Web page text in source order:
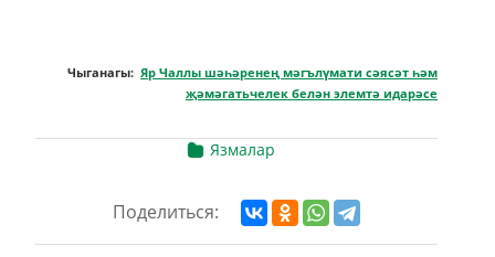
Чыганагы: Яр Чаллы шәһәренең мәгълүмати сәясәт һәм
җәмәгатьчелек белән элемтә идарәсе
Язмалар
Поделиться: